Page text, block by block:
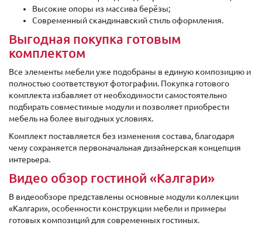
Высокие опоры из массива берёзы;
Современный скандинавский стиль оформления.
Выгодная покупка готовым
комплектом
Все элементы мебели уже подобраны в единую композицию и
полностью соответствуют фотографии. Покупка готового
комплекта избавляет от необходимости самостоятельно
подбирать совместимые модули и позволяет приобрести
мебель на более выгодных условиях.
Комплект поставляется без изменения состава, благодаря
чему сохраняется первоначальная дизайнерская концепция
интерьера.
Видео обзор гостиной «Калгари»
В видеообзоре представлены основные модули коллекции
«Калгари», особенности конструкции мебели и примеры
готовых композиций для современных гостиных.